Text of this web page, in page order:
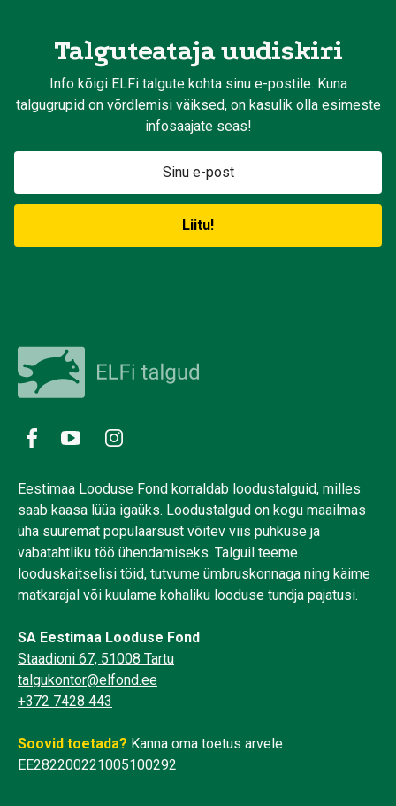
Talguteataja uudiskiri
Info kõigi ELFi talgute kohta sinu e-postile. Kuna
talgugrupid on võrdlemisi väiksed, on kasulik olla esimeste
infosaajate seas!
Eestimaa Looduse Fond korraldab loodustalguid, milles
saab kaasa lüüa igaüks. Loodustalgud on kogu maailmas
üha suuremat populaarsust võitev viis puhkuse ja
vabatahtliku töö ühendamiseks. Talguil teeme
looduskaitselisi töid, tutvume ümbruskonnaga ning käime
matkarajal või kuulame kohaliku looduse tundja pajatusi.
SA Eestimaa Looduse Fond
Staadioni 67, 51008 Tartu
talgukontor@elfond.ee
+372 7428 443
Soovid toetada? Kanna oma toetus arvele
EE282200221005100292